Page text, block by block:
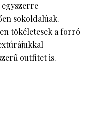
sokoldalúak.
tökéletesek a forró
outfitet is.